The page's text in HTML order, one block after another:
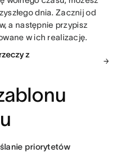
dnia. Zacznij od
a następnie przypisz
w ich realizację.
z
priorytetów